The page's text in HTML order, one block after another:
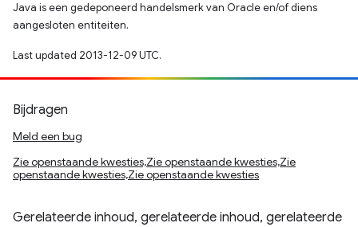
Java is een gedeponeerd handelsmerk van Oracle en/of diens
aangesloten entiteiten.
Last updated 2013-12-09 UTC.
Bijdragen
Meld een bug
Zie openstaande kwesties,Zie openstaande kwesties,Zie
openstaande kwesties,Zie openstaande kwesties
Gerelateerde inhoud, gerelateerde inhoud, gerelateerde